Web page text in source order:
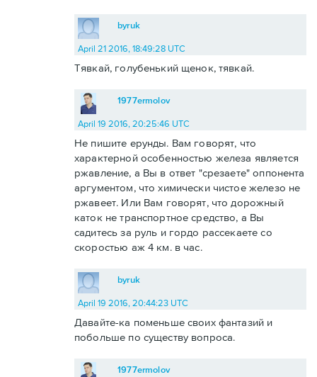
byruk
April 21 2016, 18:49:28 UTC
Тявкай, голубенький щенок, тявкай.
1977ermolov
April 19 2016, 20:25:46 UTC
Не пишите ерунды. Вам говорят, что
характерной особенностью железа является
ржавление, а Вы в ответ "срезаете" оппонента
аргументом, что химически чистое железо не
ржавеет. Или Вам говорят, что дорожный
каток не транспортное средство, а Вы
садитесь за руль и гордо рассекаете со
скоростью аж 4 км. в час.
byruk
April 19 2016, 20:44:23 UTC
Давайте-ка поменьше своих фантазий и
побольше по существу вопроса.
1977ermolov